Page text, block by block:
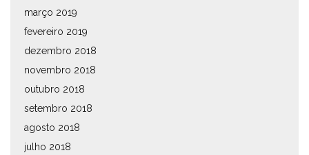
março 2019
fevereiro 2019
dezembro 2018
novembro 2018
outubro 2018
setembro 2018
agosto 2018
julho 2018